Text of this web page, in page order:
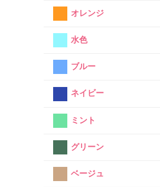
オレンジ
水色
ブルー
ネイビー
ミント
グリーン
ベージュ